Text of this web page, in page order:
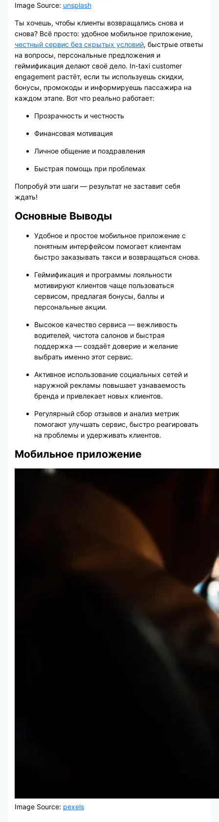
Image Source: unsplash
Ты хочешь, чтобы клиенты возвращались снова и
снова? Всё просто: удобное мобильное приложение,
честный сервис без скрытых условий, быстрые ответы
на вопросы, персональные предложения и
геймификация делают своё дело. In-taxi customer
engagement растёт, если ты используешь скидки,
бонусы, промокоды и информируешь пассажира на
каждом этапе. Вот что реально работает:
Прозрачность и честность
Финансовая мотивация
Личное общение и поздравления
Быстрая помощь при проблемах
Попробуй эти шаги — результат не заставит себя
ждать!
Основные Выводы
Удобное и простое мобильное приложение с
понятным интерфейсом помогает клиентам
быстро заказывать такси и возвращаться снова.
Геймификация и программы лояльности
мотивируют клиентов чаще пользоваться
сервисом, предлагая бонусы, баллы и
персональные акции.
Высокое качество сервиса — вежливость
водителей, чистота салонов и быстрая
поддержка — создаёт доверие и желание
выбрать именно этот сервис.
Активное использование социальных сетей и
наружной рекламы повышает узнаваемость
бренда и привлекает новых клиентов.
Регулярный сбор отзывов и анализ метрик
помогают улучшать сервис, быстро реагировать
на проблемы и удерживать клиентов.
Мобильное приложение
Image Source: pexels